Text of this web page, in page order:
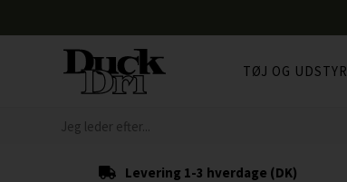
TØJ OG UDSTYR
Levering 1-3 hverdage (DK)